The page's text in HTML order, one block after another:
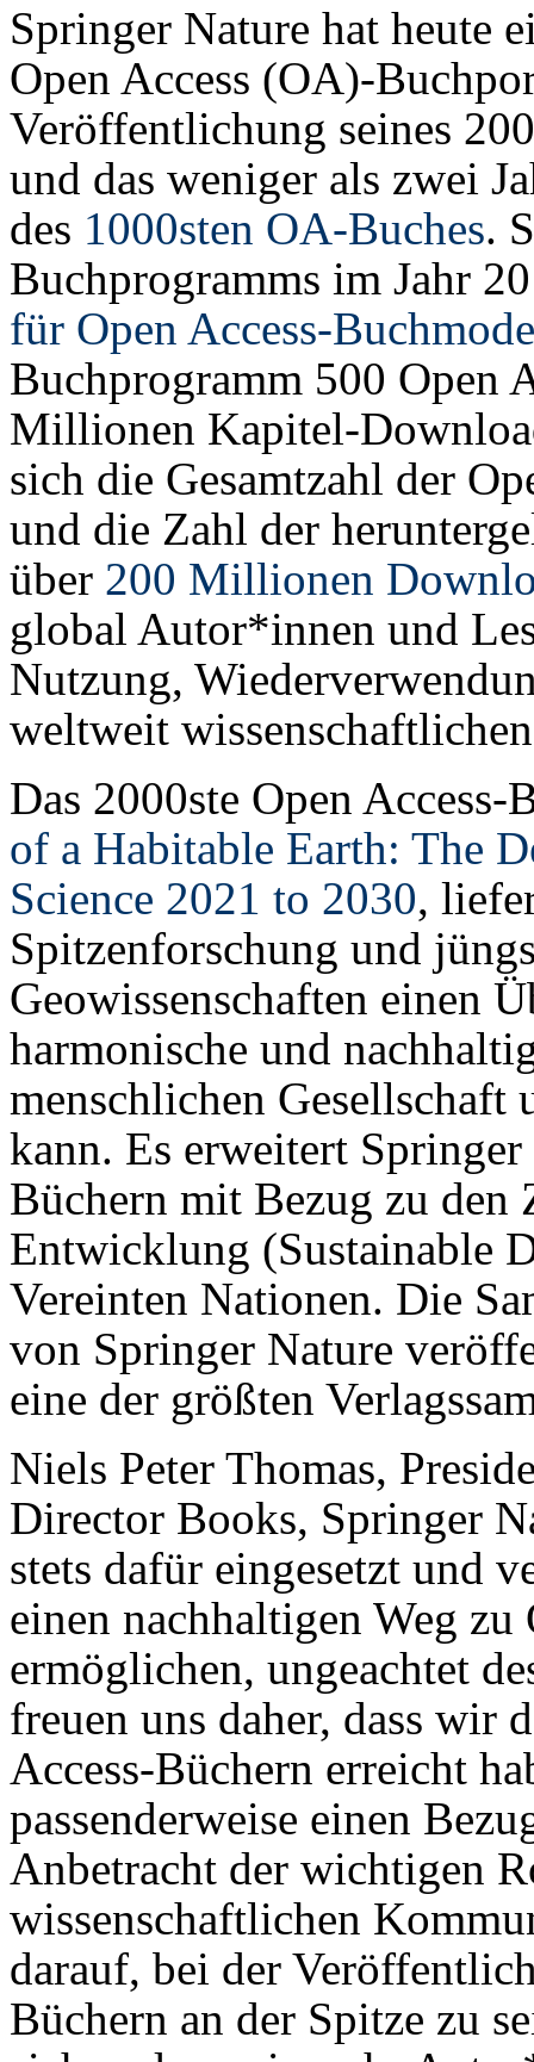
Springer Nature hat heute
Open Access (OA)-
Veröffentlichung seines
und das weniger als zwei
des 1000sten OA-Buches.
Buchprogramms im Jahr
für Open Access-
Buchprogramm 500 Open
Millionen Kapitel-
sich die Gesamtzahl der
und die Zahl der
über 200 Millionen
global Autor*innen und
Nutzung,
weltweit
Das 2000ste Open
of a Habitable Earth: The
Science 2021 to 2030,
Spitzenforschung und
Geowissenschaften einen
harmonische und
menschlichen Gesellschaft
kann. Es erweitert
Büchern mit Bezug zu den
Entwicklung (Sustainable
Vereinten Nationen. Die
von Springer Nature
eine der größten
Niels Peter Thomas,
Director Books, Springer
stets dafür eingesetzt und
einen nachhaltigen Weg
ermöglichen, ungeachtet
freuen uns daher, dass wir
Access-Büchern erreicht
passenderweise einen
Anbetracht der wichtigen
wissenschaftlichen
darauf, bei der
Büchern an der Spitze zu